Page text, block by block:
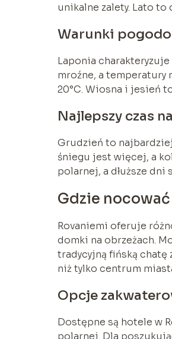
unikalne zalety. Lato to
Warunki
Laponia
mroźne, a temperatury
20°C. Wiosna i jesień
Najlepszy czas
Grudzień to
śniegu jest więcej, a
polarnej, a dłuższe dni
Gdzie
Rovaniemi oferuje
domki na obrzeżach.
tradycyjną fińską chatę
niż tylko centrum
Opcje
Dostępne są hotele w
polarnej. Dla